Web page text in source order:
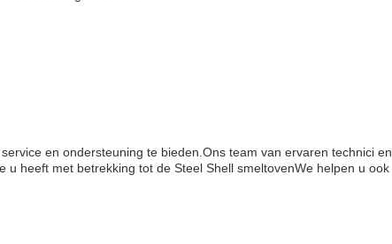
en ondersteuning te bieden.Ons team van ervaren technici en
heeft met betrekking tot de Steel Shell smeltovenWe helpen u ook